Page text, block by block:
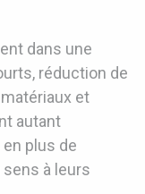
dans une
réduction de
et
autant
plus de
à leurs